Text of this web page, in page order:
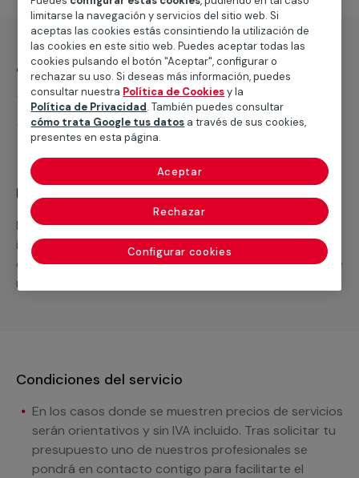
¿Qué incluye?
Desplazamiento
Presupuesto gratis y sin compromiso
Recuerda que en MULTIMAP
Podemos ofrecer cualquier servicio a medida
incluyendo todo lo que necesites: materiales,
equipamientos, electrodomésticos, etc. Cuéntanos que
necesitas cuando te llamemos.
Condiciones del servicio
En los casos donde se muestren precios de servicios
serán orientativos y sin IVA incluido. Tras solicitar tu
presupuesto uno de nuestros profesionales se
pondrá en contacto contigo para facilitarte el
limitarse la navegación y servicios del sitio web. Si
aceptas las cookies estás consintiendo la utilización de
las cookies en este sitio web. Puedes aceptar todas las
cookies pulsando el botón "Aceptar", configurar o
rechazar su uso. Si deseas más información, puedes
consultar nuestra Política de Cookiesy la
Política de Privacidad. También puedes consultar
cómo trata Google tus datos a través de sus cookies,
presentes en esta página.
Configurar cookies
Rechazar
Aceptar